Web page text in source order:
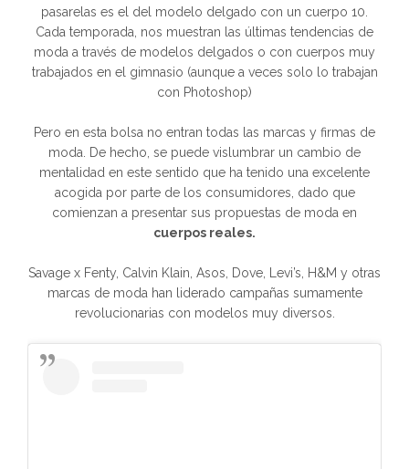
pasarelas es el del modelo delgado con un cuerpo 10.
Cada temporada, nos muestran las últimas tendencias de
moda a través de modelos delgados o con cuerpos muy
trabajados en el gimnasio (aunque a veces solo lo trabajan
con Photoshop)
Pero en esta bolsa no entran todas las marcas y firmas de
moda. De hecho, se puede vislumbrar un cambio de
mentalidad en este sentido que ha tenido una excelente
acogida por parte de los consumidores, dado que
comienzan a presentar sus propuestas de moda en
cuerpos reales.
Savage x Fenty, Calvin Klain, Asos, Dove, Levi’s, H&M y otras
marcas de moda han liderado campañas sumamente
revolucionarias con modelos muy diversos.